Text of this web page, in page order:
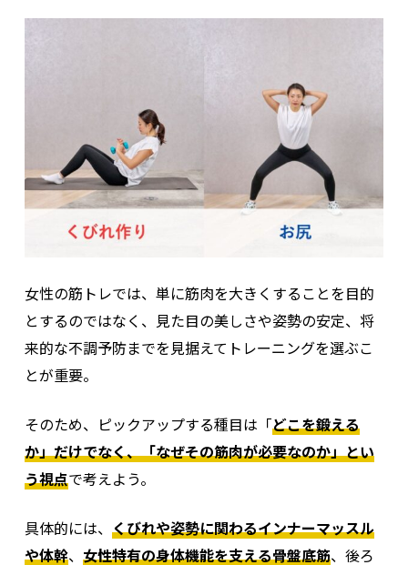
く、日常の姿勢を整え、適度な睡眠を確保し、深い呼
女性の筋トレでは、単に筋肉を大きくすることを目的
とするのではなく、見た目の美しさや姿勢の安定、将
来的な不調予防までを見据えてトレーニングを選ぶこ
とが重要。
そのため、ピックアップする種目は「どこを鍛える
か」だけでなく、「なぜその筋肉が必要なのか」とい
う視点で考えよう。
具体的には、 くびれや姿勢に関わるインナーマッスル
や体幹、 女性特有の身体機能を支える骨盤底筋、後ろ